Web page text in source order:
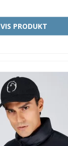
VIS PRODUKT